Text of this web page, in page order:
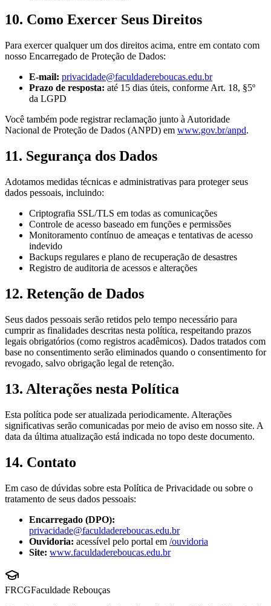
10. Como Exercer Seus Direitos
Para exercer qualquer um dos direitos acima, entre em contato com
nosso Encarregado de Proteção de Dados:
E-mail: privacidade@faculdadereboucas.edu.br
Prazo de resposta: até 15 dias úteis, conforme Art. 18, §5º
da LGPD
Você também pode registrar reclamação junto à Autoridade
Nacional de Proteção de Dados (ANPD) em www.gov.br/anpd.
11. Segurança dos Dados
Adotamos medidas técnicas e administrativas para proteger seus
dados pessoais, incluindo:
Criptografia SSL/TLS em todas as comunicações
Controle de acesso baseado em funções e permissões
Monitoramento contínuo de ameaças e tentativas de acesso
indevido
Backups regulares e plano de recuperação de desastres
Registro de auditoria de acessos e alterações
12. Retenção de Dados
Seus dados pessoais serão retidos pelo tempo necessário para
cumprir as finalidades descritas nesta política, respeitando prazos
legais obrigatórios (como registros acadêmicos). Dados tratados com
base no consentimento serão eliminados quando o consentimento for
revogado, salvo obrigação legal de retenção.
13. Alterações nesta Política
Esta política pode ser atualizada periodicamente. Alterações
significativas serão comunicadas por meio de aviso em nosso site. A
data da última atualização está indicada no topo deste documento.
14. Contato
Em caso de dúvidas sobre esta Política de Privacidade ou sobre o
tratamento de seus dados pessoais:
Encarregado (DPO):
privacidade@faculdadereboucas.edu.br
Ouvidoria: acessível pelo portal em /ouvidoria
Site: www.faculdadereboucas.edu.br
FRCGFaculdade Rebouças